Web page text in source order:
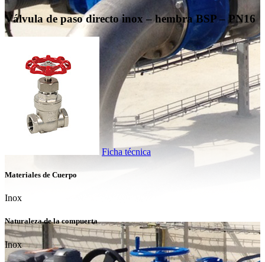
Válvula de paso directo inox – hembra BSP – PN16
Ficha técnica
Materiales de Cuerpo
Inox
Naturaleza de la compuerta
Inox